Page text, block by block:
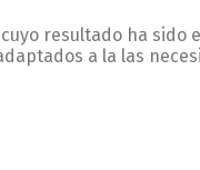
resultado ha
a la las